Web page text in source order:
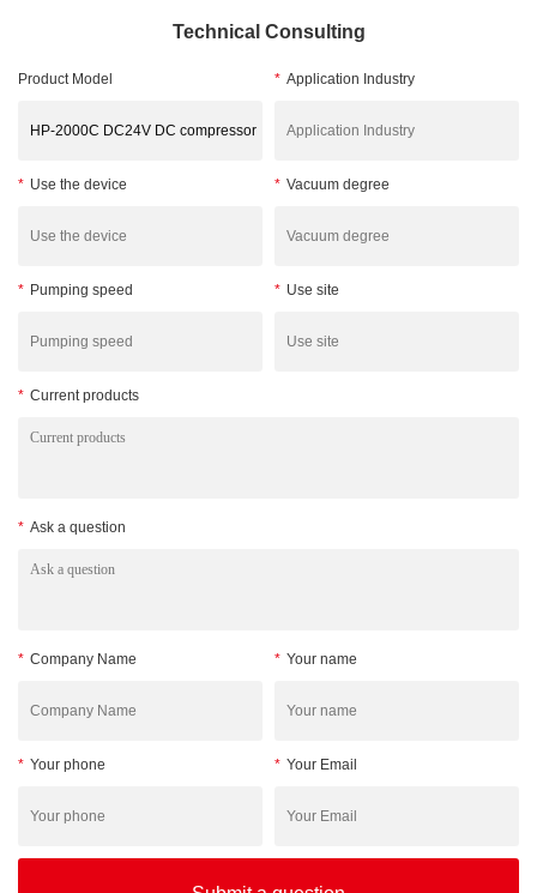
Technical Consulting
Product Model * Application Industry
* Use the device * Vacuum degree
* Pumping speed * Use site
* Current products
* Ask a question
* Company Name * Your name
* Your phone * Your Email